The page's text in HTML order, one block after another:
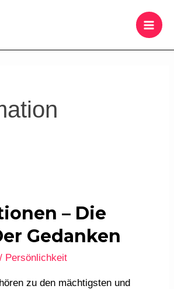
– Die
Gedanken
/ Persönlichkeit
zu den mächtigsten und